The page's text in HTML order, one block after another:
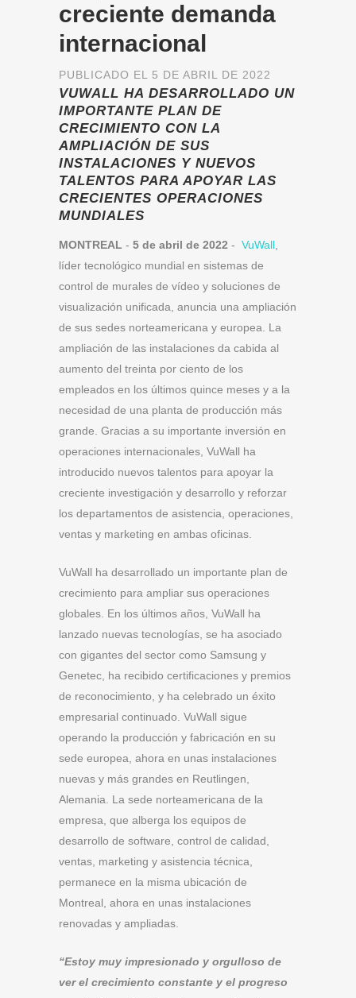
creciente demanda
internacional
PUBLICADO EL 5 DE ABRIL DE 2022
VUWALL HA DESARROLLADO UN
IMPORTANTE PLAN DE
CRECIMIENTO CON LA
AMPLIACIÓN DE SUS
INSTALACIONES Y NUEVOS
TALENTOS PARA APOYAR LAS
CRECIENTES OPERACIONES
MUNDIALES
MONTREAL - 5 de abril de 2022 - VuWall,
líder tecnológico mundial en sistemas de
control de murales de vídeo y soluciones de
visualización unificada, anuncia una ampliación
de sus sedes norteamericana y europea. La
ampliación de las instalaciones da cabida al
aumento del treinta por ciento de los
empleados en los últimos quince meses y a la
necesidad de una planta de producción más
grande. Gracias a su importante inversión en
operaciones internacionales, VuWall ha
introducido nuevos talentos para apoyar la
creciente investigación y desarrollo y reforzar
los departamentos de asistencia, operaciones,
ventas y marketing en ambas oficinas.
VuWall ha desarrollado un importante plan de
crecimiento para ampliar sus operaciones
globales. En los últimos años, VuWall ha
lanzado nuevas tecnologías, se ha asociado
con gigantes del sector como Samsung y
Genetec, ha recibido certificaciones y premios
de reconocimiento, y ha celebrado un éxito
empresarial continuado. VuWall sigue
operando la producción y fabricación en su
sede europea, ahora en unas instalaciones
nuevas y más grandes en Reutlingen,
Alemania. La sede norteamericana de la
empresa, que alberga los equipos de
desarrollo de software, control de calidad,
ventas, marketing y asistencia técnica,
permanece en la misma ubicación de
Montreal, ahora en unas instalaciones
renovadas y ampliadas.
“Estoy muy impresionado y orgulloso de
ver el crecimiento constante y el progreso